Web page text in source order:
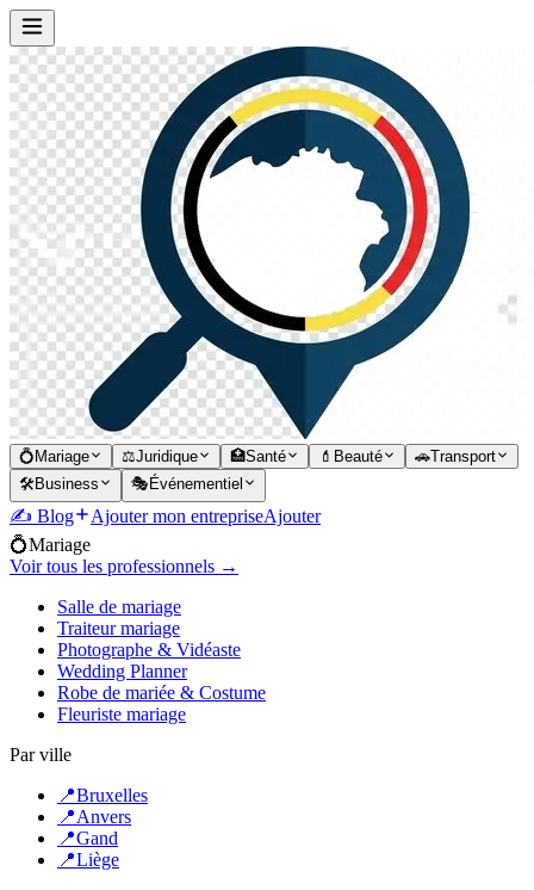
💍 Mariage ⚖️Juridique 🏥Santé 💄 Beauté 🚗Transport
🛠️Business 🎭 Événementiel
✍️ Blog Ajouter mon entrepriseAjouter
💍Mariage
Voir tous les professionnels →
Salle de mariage
Traiteur mariage
Photographe & Vidéaste
Wedding Planner
Robe de mariée & Costume
Fleuriste mariage
Par ville
📍Bruxelles
📍Anvers
📍Gand
📍Liège